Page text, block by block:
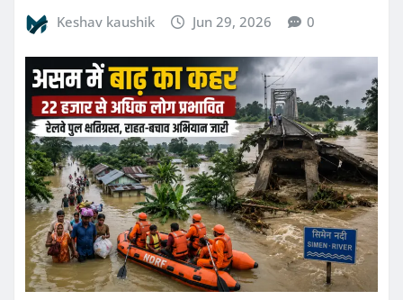
Keshav kaushik Jun 29, 2026 0